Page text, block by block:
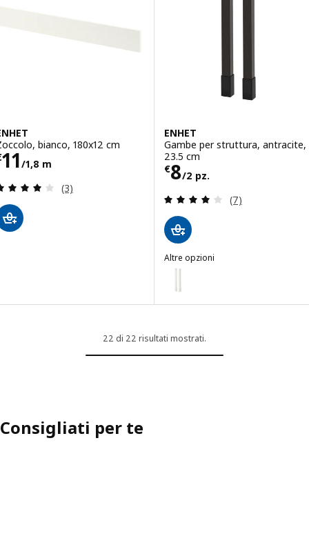
bianco, 180x12 cm
11/1,8 m € 11/1,8 m
Recensione: 4 fuori da 5 stelle. Totale recensioni:
(3)
ENHET
Gambe per struttura, antracite,
23.5 cm
€8/2 pz.
Prezzo € 8/2
Recensione:
(7)
Altre opzioni
ENHET
22 di 22 risultati mostrati.
Consigliati per te